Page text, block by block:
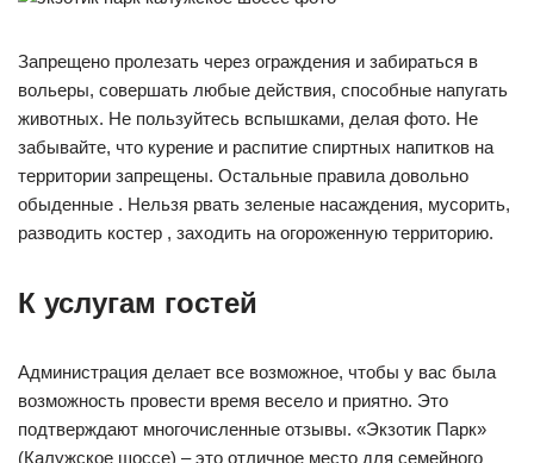
Запрещено пролезать через ограждения и забираться в
вольеры, совершать любые действия, способные напугать
животных. Не пользуйтесь вспышками, делая фото. Не
забывайте, что курение и распитие спиртных напитков на
территории запрещены. Остальные правила довольно
обыденные . Нельзя рвать зеленые насаждения, мусорить,
разводить костер , заходить на огороженную территорию.
К услугам гостей
Администрация делает все возможное, чтобы у вас была
возможность провести время весело и приятно. Это
подтверждают многочисленные отзывы. «Экзотик Парк»
(Калужское шоссе) – это отличное место для семейного